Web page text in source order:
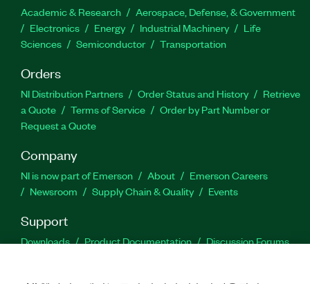
Academic & Research
Aerospace, Defense, & Government
Electronics
Energy Industrial Machinery
Life
Sciences
Semiconductor Transportation
Orders
NI Distribution Partners Order Status and History
Retrieve
a Quote
Terms of Service
Order by Part Number or
Request a Quote
Company
NI is now part of Emerson About
Emerson Careers
Newsroom
Supply Chain & Quality Events
Support
Downloads Product Documentation
Discussion Forums